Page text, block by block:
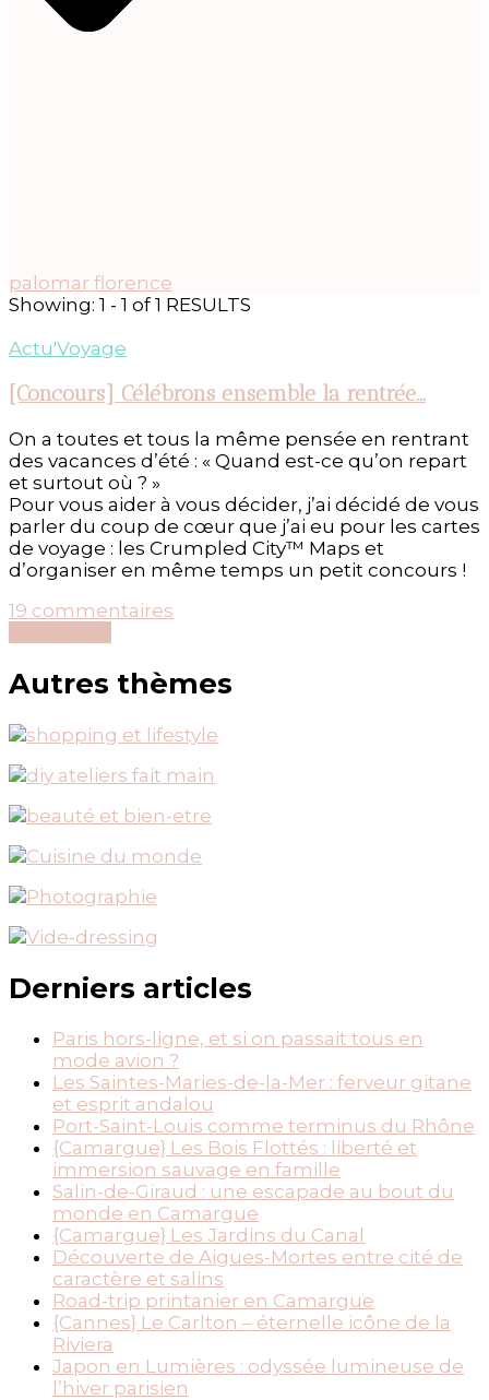
palomar florence
Showing: 1 - 1 of 1 RESULTS
Actu'Voyage
[Concours] Célébrons ensemble la rentrée…
On a toutes et tous la même pensée en rentrant
des vacances d’été : « Quand est-ce qu’on repart
et surtout où ? »
Pour vous aider à vous décider, j’ai décidé de vous
parler du coup de cœur que j’ai eu pour les cartes
de voyage : les Crumpled City™ Maps et
d’organiser en même temps un petit concours !
19 commentaires
ensemble
la
Autres thèmes
Derniers articles
Paris hors-ligne, et si on passait tous en
mode avion ?
Les Saintes-Maries-de-la-Mer : ferveur gitane
et esprit andalou
Port-Saint-Louis comme terminus du Rhône
{Camargue} Les Bois Flottés : liberté et
immersion sauvage en famille
Salin-de-Giraud : une escapade au bout du
monde en Camargue
{Camargue} Les Jardins du Canal
Découverte de Aigues-Mortes entre cité de
caractère et salins
Road-trip printanier en Camargue
{Cannes} Le Carlton – éternelle icône de la
Riviera
Japon en Lumières : odyssée lumineuse de
l’hiver parisien